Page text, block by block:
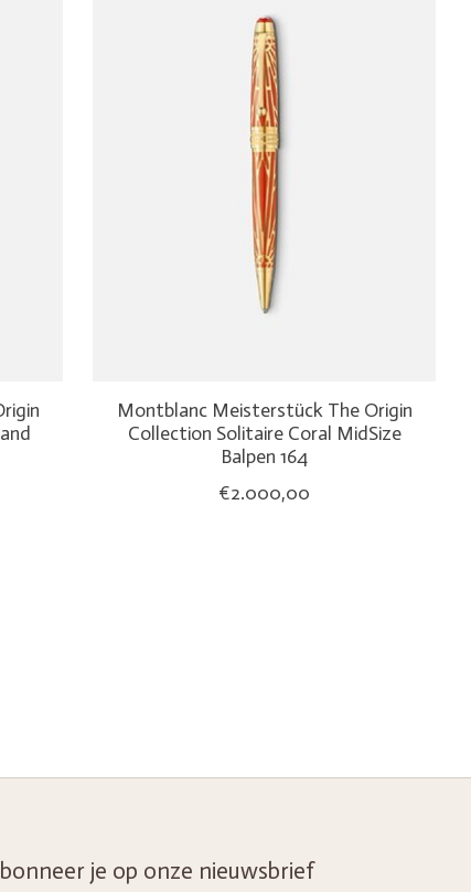
Montblanc Meisterstück The Origin
Collection Solitaire Coral MidSize
Balpen 164
€2.000,00
je op onze nieuwsbrief